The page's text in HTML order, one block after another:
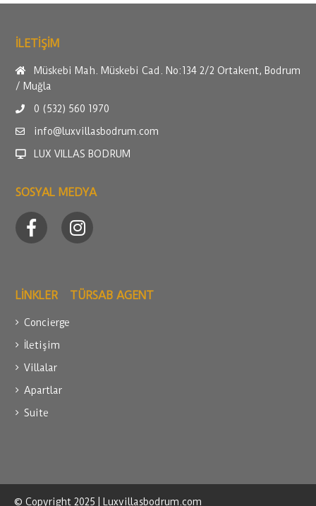
ILETİŞİM
Müskebi Mah. Müskebi Cad. No:134 2/2 Ortakent, Bodrum
/ Muğla
0 (532) 560 1970
info@luxvillasbodrum.com
LUX VILLAS BODRUM
SOSYAL MEDYA
LİNKLER
Concierge
İletişim
Villalar
Apartlar
Suite
TÜRSAB AGENT
© Copyright 2025 | Luxvillasbodrum.com